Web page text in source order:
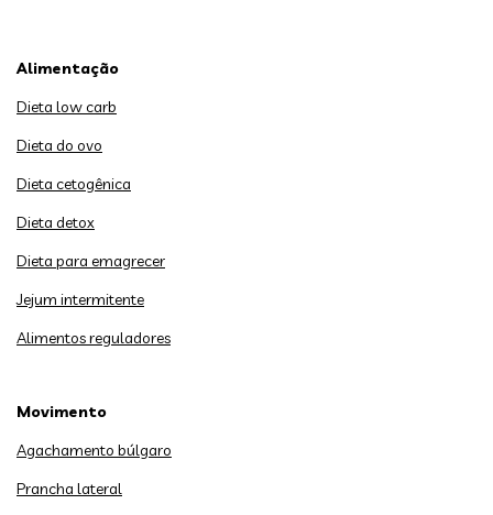
Alimentação
Dieta low carb
Dieta do ovo
Dieta cetogênica
Dieta detox
Dieta para emagrecer
Jejum intermitente
Alimentos reguladores
Movimento
Agachamento búlgaro
Prancha lateral